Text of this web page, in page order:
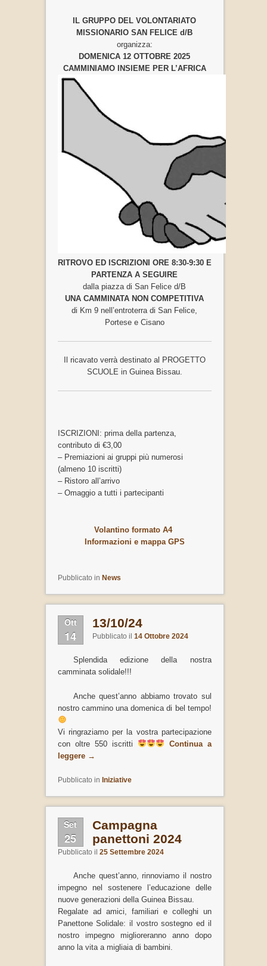
IL GRUPPO DEL VOLONTARIATO
MISSIONARIO SAN FELICE d/B
organizza:
DOMENICA 12 OTTOBRE 2025
CAMMINIAMO INSIEME PER L’AFRICA
RITROVO ED ISCRIZIONI ORE 8:30-9:30 E
PARTENZA A SEGUIRE
dalla piazza di San Felice d/B
UNA CAMMINATA NON COMPETITIVA
di Km 9 nell’entroterra di San Felice,
Portese e Cisano
Il ricavato verrà destinato al PROGETTO
SCUOLE in Guinea Bissau.
ISCRIZIONI: prima della partenza,
contributo di €3,00
– Premiazioni ai gruppi più numerosi
(almeno 10 iscritti)
– Ristoro all’arrivo
– Omaggio a tutti i partecipanti
Volantino formato A4
Informazioni e mappa GPS
Pubblicato in News
Ott
14
13/10/24
Pubblicato il 14 Ottobre 2024
Splendida edizione della nostra
camminata solidale!!!
Anche quest’anno abbiamo trovato sul
nostro cammino una domenica di bel tempo!
Vi ringraziamo per la vostra partecipazione
con oltre 550 iscritti
Continua a
leggere →
Pubblicato in Iniziative
Set
25
Campagna
panettoni 2024
Pubblicato il 25 Settembre 2024
Anche quest’anno, rinnoviamo il nostro
impegno nel sostenere l’educazione delle
nuove generazioni della Guinea Bissau.
Regalate ad amici, familiari e colleghi un
Panettone Solidale: il vostro sostegno ed il
nostro impegno miglioreranno anno dopo
anno la vita a migliaia di bambini.